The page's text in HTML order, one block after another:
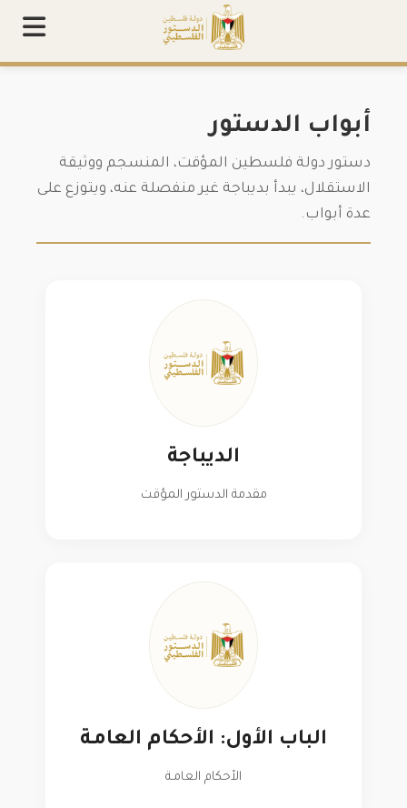
مسودة الدستور المؤقت
لجنة صياغة الدستور
وثائق وأخبار
تواصل معنا
أبواب الدستور
دستور دولة فلسطين المؤقت، المنسجم ووثيقة
الاستقلال، يبدأ بديباجة غير منفصلة عنه، ويتوزع على
عدة أبواب.
الديباجة
مقدمة الدستور المؤقت
الباب الأول: الأحكام العامـة
الأحكام العامـة